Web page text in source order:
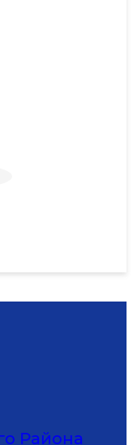
Района